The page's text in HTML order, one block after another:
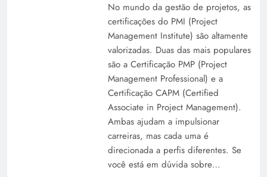
No mundo da gestão de projetos, as
certificações do PMI (Project
Management Institute) são altamente
valorizadas. Duas das mais populares
são a Certificação PMP (Project
Management Professional) e a
Certificação CAPM (Certified
Associate in Project Management).
Ambas ajudam a impulsionar
carreiras, mas cada uma é
direcionada a perfis diferentes. Se
você está em dúvida sobre…